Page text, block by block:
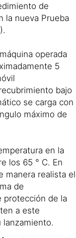
de
la nueva Prueba
operada
5
bajo
se carga con
máximo de
en la
los 65 ° C. En
manera realista el
de
protección de la
a este